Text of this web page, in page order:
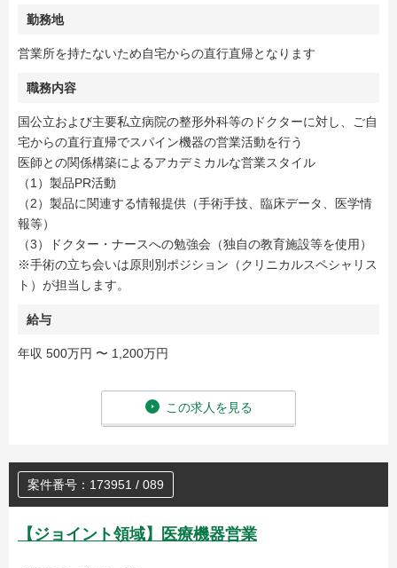
勤務地
営業所を持たないため自宅からの直行直帰となります
職務内容
国公立および主要私立病院の整形外科等のドクターに対し、ご自
宅からの直行直帰でスパイン機器の営業活動を行う
医師との関係構築によるアカデミカルな営業スタイル
（1）製品PR活動
（2）製品に関連する情報提供（手術手技、臨床データ、医学情
報等）
（3）ドクター・ナースへの勉強会（独自の教育施設等を使用）
※手術の立ち会いは原則別ポジション（クリニカルスペシャリス
ト）が担当します。
給与
年収 500万円 〜 1,200万円
この求人を見る
案件番号：173951 / 089
【ジョイント領域】医療機器営業